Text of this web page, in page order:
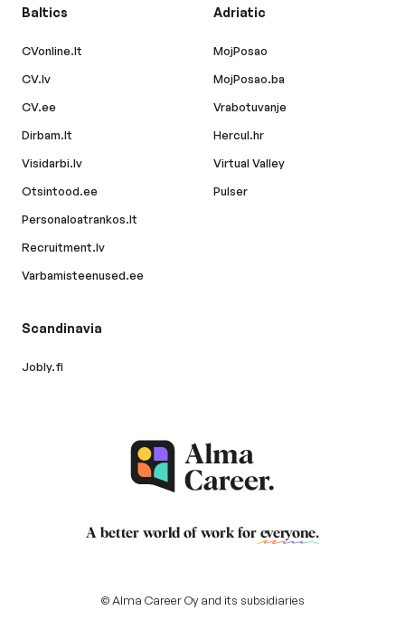
Baltics
CVonline.lt
CV.lv
CV.ee
Dirbam.lt
Visidarbi.lv
Otsintood.ee
Personaloatrankos.lt
Recruitment.lv
Varbamisteenused.ee
Adriatic
MojPosao
MojPosao.ba
Vrabotuvanje
Hercul.hr
Virtual Valley
Pulser
Scandinavia
Jobly.fi
A better world of work for everyone.
© Alma Career Oy and its subsidiaries